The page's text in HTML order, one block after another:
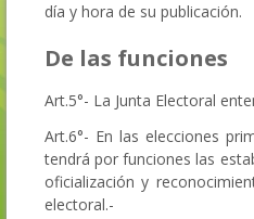
día y hora de su publicación.
De las funciones
Art.5°- La Junta Electoral
Art.6°- En las elecciones
tendrá por funciones las
oficialización y
electoral.-